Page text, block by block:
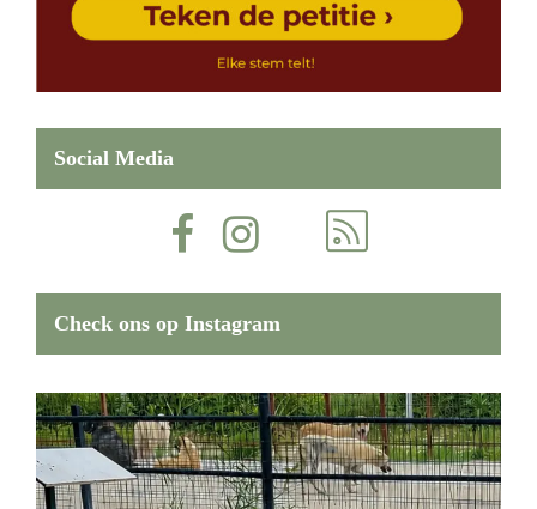
Social Media
Check ons op Instagram